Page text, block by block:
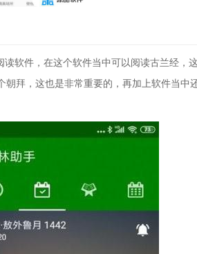
读软件，在这个软件当中可以阅读古兰经，
拜，这也是非常重要的，再加上软件当中